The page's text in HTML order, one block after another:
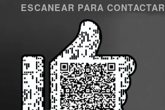
ESCANEAR PARA CONTACTAR